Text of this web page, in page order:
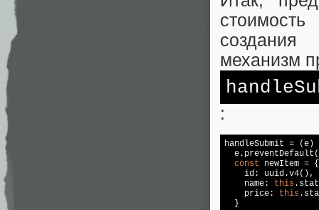
механизм
:
handleSubmit = (e)
const newItem = {
id: uuid.v4(),
name: this
price: this
}